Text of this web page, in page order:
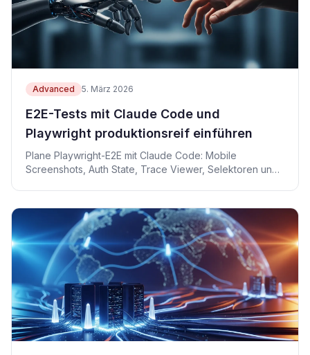
Advanced 5. März 2026
E2E-Tests mit Claude Code und
Playwright produktionsreif einführen
Plane Playwright-E2E mit Claude Code: Mobile
Screenshots, Auth State, Trace Viewer, Selektoren und